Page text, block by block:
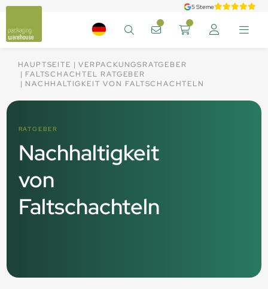
5 Sterne
HAUPTSEITE
VERPACKUNGSRATGEBER
FALTSCHACHTEL RATGEBER
NACHHALTIGKEIT VON FALTSCHACHTELN
RATGEBER
Nachhaltigkeit
von
Faltschachteln